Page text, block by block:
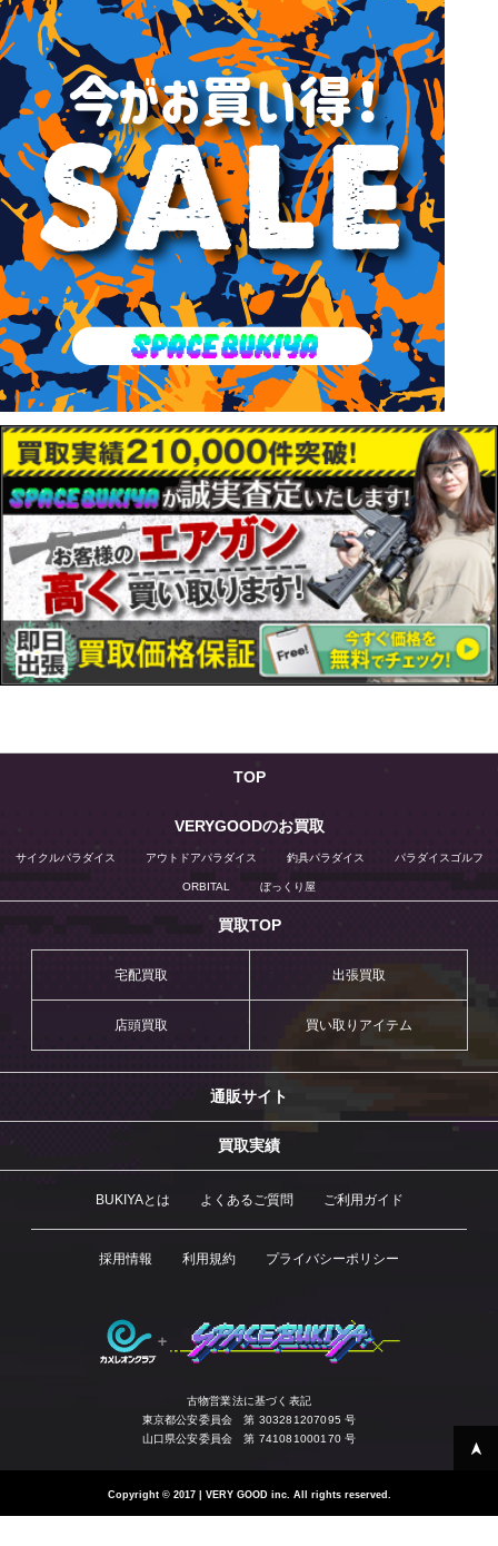
TOP
VERYGOODのお買取
サイクルパラダイス アウトドアパラダイス 釣具パラダイス パラダイスゴルフ
ORBITAL ぼっくり屋
買取TOP
宅配買取 出張買取
店頭買取 買い取りアイテム
通販サイト
買取実績
BUKIYAとは よくあるご質問 ご利用ガイド
採用情報 利用規約 プライバシーポリシー
古物営業法に基づく表記
東京都公安委員会 第 303281207095 号
山口県公安委員会 第 741081000170 号
Copyright ©2017 | VERY GOOD inc. All rights reserved.